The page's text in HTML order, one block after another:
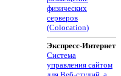
физических
серверов
(Colocation)
Экспресс-Интернет
Система
управления сайтом